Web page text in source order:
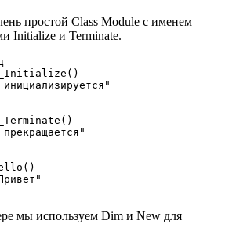
простой Class Module с именем
Initialize и Terminate.
мы используем Dim и New для